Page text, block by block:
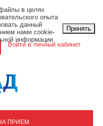
Войти в личный кабинет
ПРИЕМ
в целях
опыта
данный
нами cookie-
информации
Принять